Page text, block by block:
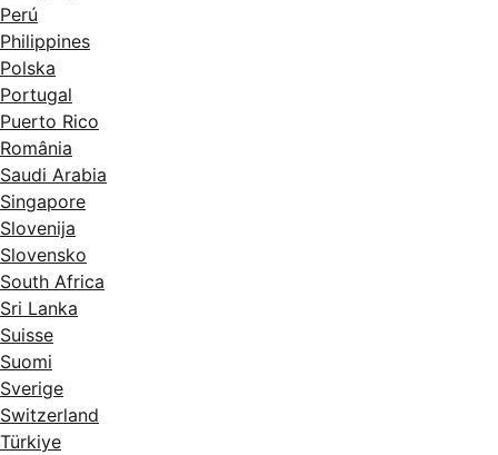
Perú
Philippines
Polska
Portugal
Puerto Rico
România
Saudi Arabia
Singapore
Slovenija
Slovensko
South Africa
Sri Lanka
Suisse
Suomi
Sverige
Switzerland
Türkiye